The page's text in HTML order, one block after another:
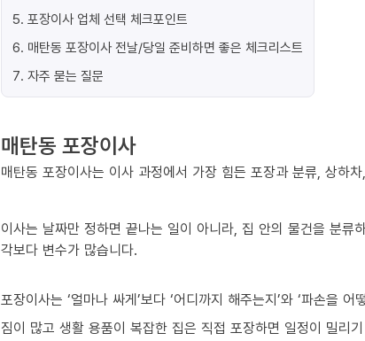
5. 포장이사 업체 선택 체크포인트
6. 매탄동 포장이사 전날/당일 준비하면 좋은 체크리스트
7. 자주 묻는 질문
매탄동 포장이사
매탄동 포장이사는 이사 과정에서 가장 힘든 포장과 분류, 상하
이사는 날짜만 정하면 끝나는 일이 아니라, 집 안의 물건을 분
각보다 변수가 많습니다.
포장이사는 ‘얼마나 싸게’보다 ‘어디까지 해주는지’와 ‘파손을
짐이 많고 생활 용품이 복잡한 집은 직접 포장하면 일정이 밀리